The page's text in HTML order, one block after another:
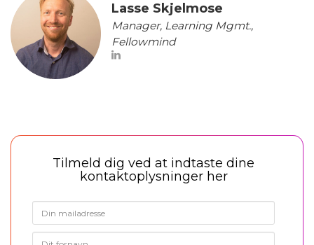
Lasse Skjelmose
Manager, Learning Mgmt.,
Fellowmind
Tilmeld dig ved at indtaste dine
kontaktoplysninger her